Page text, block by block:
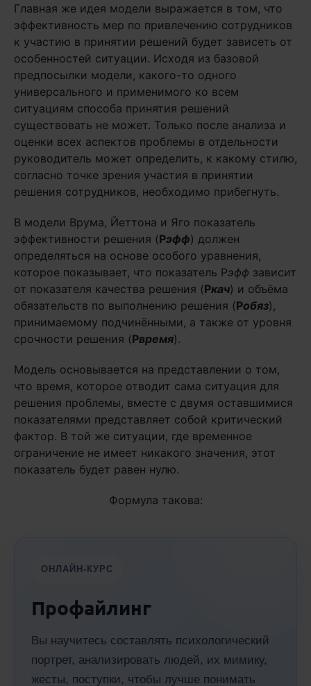
Главная же идея модели выражается в том, что
эффективность мер по привлечению сотрудников
к участию в принятии решений будет зависеть от
особенностей ситуации. Исходя из базовой
предпосылки модели, какого-то одного
универсального и применимого ко всем
ситуациям способа принятия решений
существовать не может. Только после анализа и
оценки всех аспектов проблемы в отдельности
руководитель может определить, к какому стилю,
согласно точке зрения участия в принятии
решения сотрудников, необходимо прибегнуть.
В модели Врума, Йеттона и Яго показатель
эффективности решения (Рэфф) должен
определяться на основе особого уравнения,
которое показывает, что показатель Рэфф зависит
от показателя качества решения (Ркач) и объёма
обязательств по выполнению решения (Робяз),
принимаемому подчинёнными, а также от уровня
срочности решения (Рвремя).
Модель основывается на представлении о том,
что время, которое отводит сама ситуация для
решения проблемы, вместе с двумя оставшимися
показателями представляет собой критический
фактор. В той же ситуации, где временное
ограничение не имеет никакого значения, этот
показатель будет равен нулю.
Формула такова:
ОНЛАЙН-КУРС
Профайлинг
Вы научитесь составлять психологический
портрет, анализировать людей, их мимику,
жесты, поступки, чтобы лучше понимать